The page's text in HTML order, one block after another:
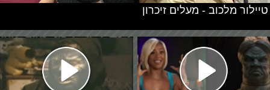
טיילור מלכוב - מעלים זיכרון